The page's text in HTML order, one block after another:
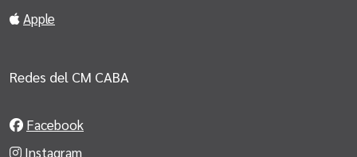
Apple
Redes del CM CABA
Facebook
Instagram